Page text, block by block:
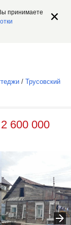
принимаете
/ Трусовский
600 000